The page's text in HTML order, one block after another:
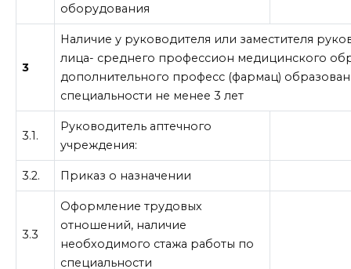
оборудования
3
Наличие у руководителя или заместителя
лица- среднего профессион медицинского
дополнительного професс (фармац)
специальности не менее 3 лет
3.1.
Руководитель аптечного
учреждения:
3.2. Приказ о назначении
3.3
Оформление трудовых
отношений, наличие
необходимого стажа работы по
специальности